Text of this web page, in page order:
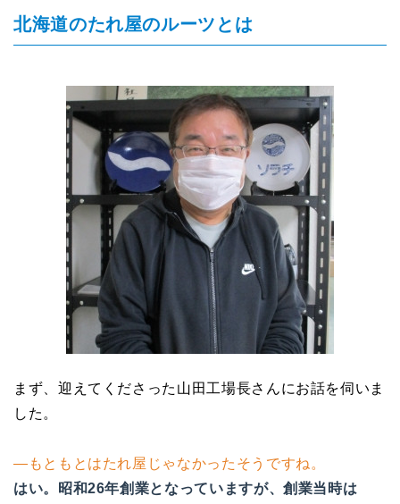
北海道のたれ屋のルーツとは
まず、迎えてくださった山田工場長さんにお話を伺いま
した。
―もともとはたれ屋じゃなかったそうですね。
はい。昭和26年創業となっていますが、創業当時は